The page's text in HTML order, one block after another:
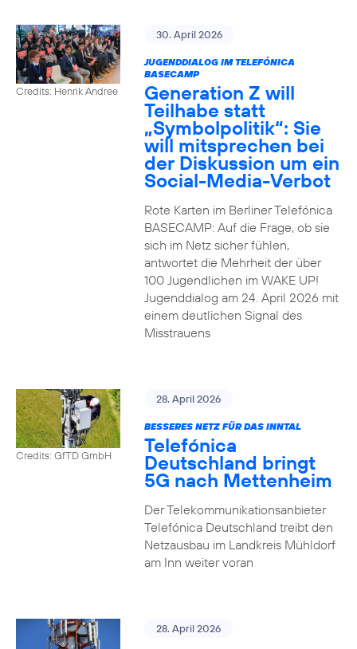
Credits: Henrik Andree
30. April 2026
JUGENDDIALOG IM TELEFÓNICA
BASECAMP
Generation Z will
Teilhabe statt
„Symbolpolitik“: Sie
will mitsprechen bei
der Diskussion um ein
Social-Media-Verbot
Rote Karten im Berliner Telefónica
BASECAMP: Auf die Frage, ob sie
sich im Netz sicher fühlen,
antwortet die Mehrheit der über
100 Jugendlichen im WAKE UP!
Jugenddialog am 24. April 2026 mit
einem deutlichen Signal des
Misstrauens
Credits: GfTD GmbH
28. April 2026
BESSERES NETZ FÜR DAS INNTAL
Telefónica
Deutschland bringt
5G nach Mettenheim
Der Telekommunikationsanbieter
Telefónica Deutschland treibt den
Netzausbau im Landkreis Mühldorf
am Inn weiter voran
28. April 2026